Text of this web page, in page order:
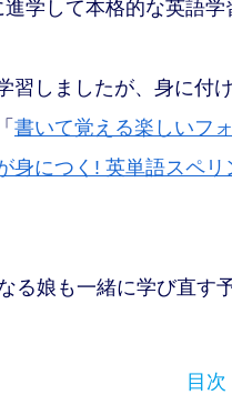
学して本格的な英語学
習しましたが、身に付
書いて覚える楽しいフ
身につく! 英単語スペリ
る娘も一緒に学び直す
目次